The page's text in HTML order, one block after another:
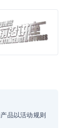
品以活动规则